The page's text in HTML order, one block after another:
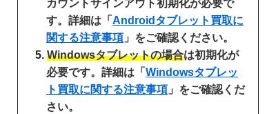
カウントサインアウト初期化が必要で
す。詳細は「 Androidタブレット買取に
関する注意事項 」をご確認ください。
Windowsタブレットの場合は初期化が
必要です。詳細は「 Windowsタブレッ
ト買取に関する注意事項 」をご確認くだ
さい。